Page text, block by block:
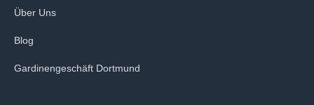
Über Uns
Blog
Gardinengeschäft Dortmund